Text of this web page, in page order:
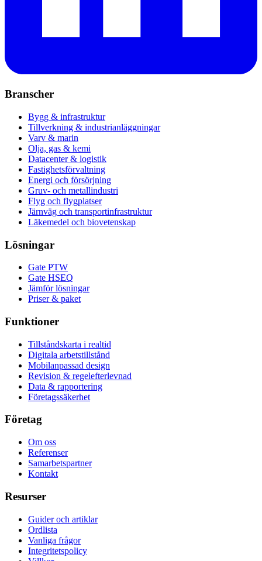
Branscher
Bygg & infrastruktur
Tillverkning & industrianläggningar
Varv & marin
Olja, gas & kemi
Datacenter & logistik
Fastighetsförvaltning
Energi och försörjning
Gruv- och metallindustri
Flyg och flygplatser
Järnväg och transportinfrastruktur
Läkemedel och biovetenskap
Lösningar
Gate PTW
Gate HSEQ
Jämför lösningar
Priser & paket
Funktioner
Tillståndskarta i realtid
Digitala arbetstillstånd
Mobilanpassad design
Revision & regelefterlevnad
Data & rapportering
Företagssäkerhet
Företag
Om oss
Referenser
Samarbetspartner
Kontakt
Resurser
Guider och artiklar
Ordlista
Vanliga frågor
Integritetspolicy